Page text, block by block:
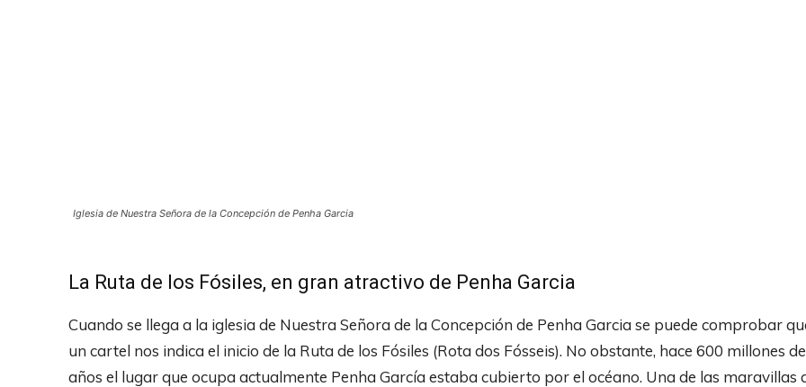
Iglesia de Nuestra Señora de la Concepción de Penha Garcia
La Ruta de los Fósiles, en gran atractivo de Penha Garcia
Cuando se llega a la iglesia de Nuestra Señora de la Concepción de Penha Garcia se puede comprobar
un cartel nos indica el inicio de la Ruta de los Fósiles (Rota dos Fósseis). No obstante, hace 600 millones de
años el lugar que ocupa actualmente Penha García estaba cubierto por el océano. Una de las maravillas